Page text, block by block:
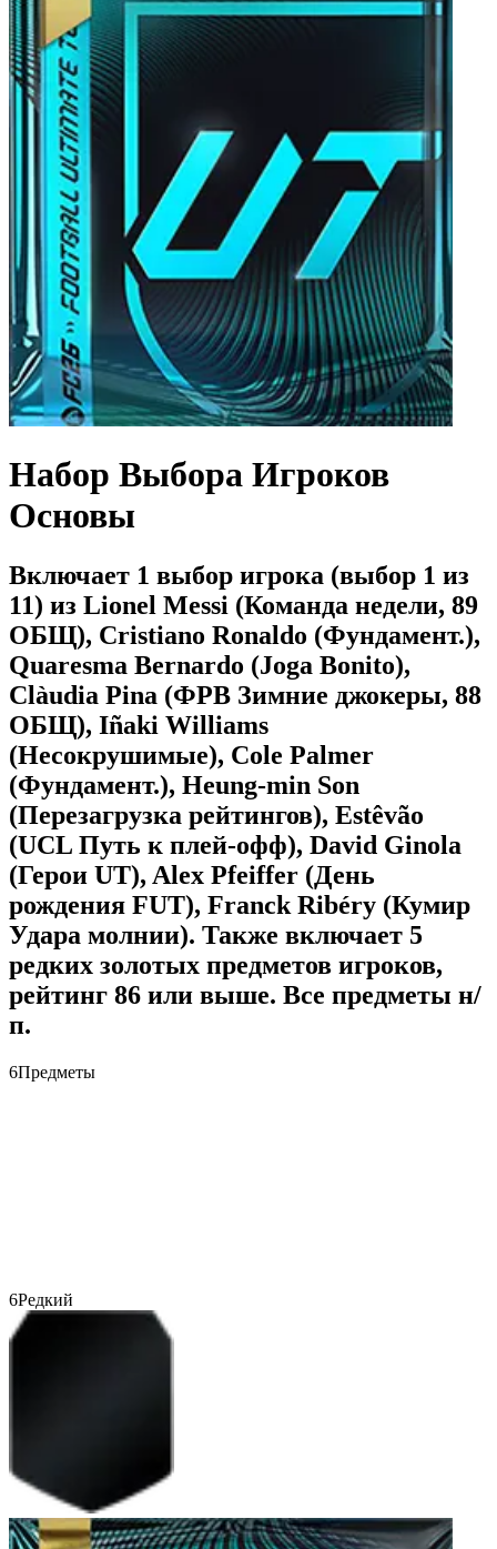
Набор Выбора Игроков
Основы
Включает 1 выбор игрока (выбор 1 из
11) из Lionel Messi (Команда недели, 89
ОБЩ), Cristiano Ronaldo (Фундамент.),
Quaresma Bernardo (Joga Bonito),
Clàudia Pina (ФРВ Зимние джокеры, 88
ОБЩ), Iñaki Williams
(Несокрушимые), Cole Palmer
(Фундамент.), Heung-min Son
(Перезагрузка рейтингов), Estêvão
(UCL Путь к плей-офф), David Ginola
(Герои UT), Alex Pfeiffer (День
рождения FUT), Franck Ribéry (Кумир
Удара молнии). Также включает 5
редких золотых предметов игроков,
рейтинг 86 или выше. Все предметы н/
п.
6Предметы
6Редкий